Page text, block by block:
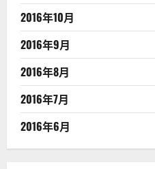
2016年10月
2016年9月
2016年8月
2016年7月
2016年6月